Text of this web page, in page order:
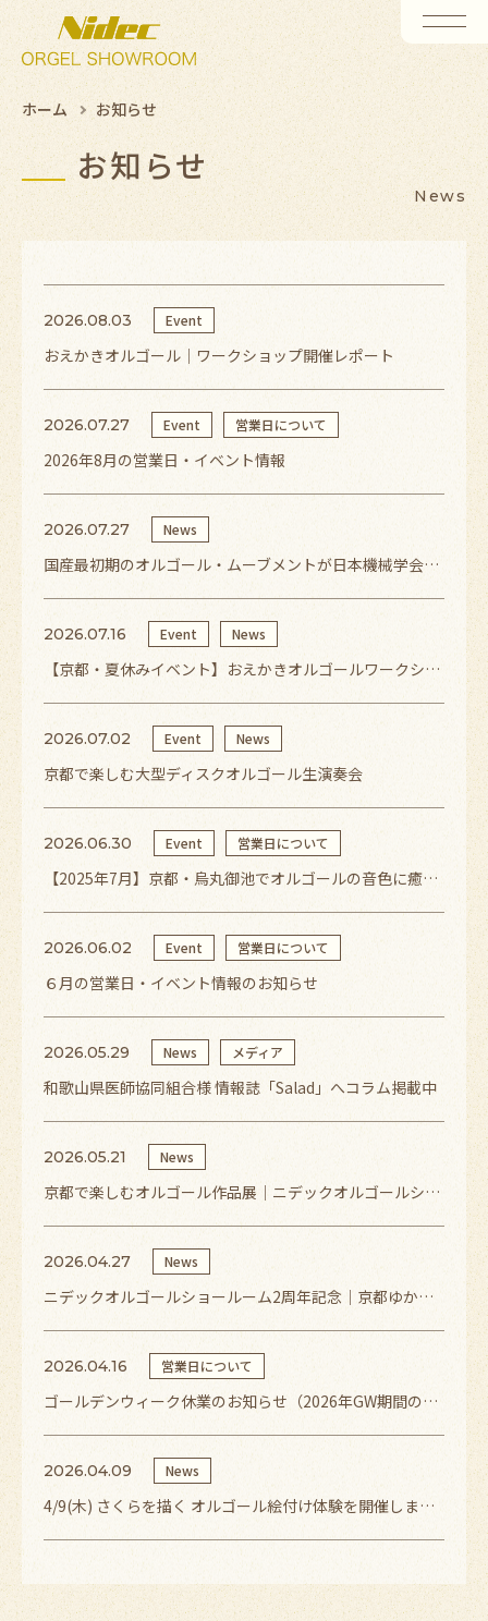
ホーム お知らせ
お知らせ
News
2026.08.03 Event
おえかきオルゴール｜ワークショップ開催レポート
2026.07.27 Event 営業日について
2026年8月の営業日・イベント情報
2026.07.27 News
国産最初期のオルゴール・ムーブメントが日本機械学会「機械遺産」に認定
2026.07.16 Event News
【京都・夏休みイベント】おえかきオルゴールワークショップ開催！世界にひとつだけのオルゴールを作ろう
2026.07.02 Event News
京都で楽しむ大型ディスクオルゴール生演奏会
2026.06.30 Event 営業日について
【2025年7月】京都・烏丸御池でオルゴールの音色に癒される夏｜営業日・イベントのご案内
2026.06.02 Event 営業日について
６月の営業日・イベント情報のお知らせ
2026.05.29 News メディア
和歌山県医師協同組合様 情報誌「Salad」へコラム掲載中
2026.05.21 News
京都で楽しむオルゴール作品展｜ニデックオルゴールショールーム 2周年記念展示開催中
2026.04.27 News
ニデックオルゴールショールーム2周年記念｜京都ゆかりの作家による作品展を開催
2026.04.16 営業日について
ゴールデンウィーク休業のお知らせ（2026年GW期間の営業について）
2026.04.09 News
4/9(木) さくらを描く オルゴール絵付け体験を開催しました